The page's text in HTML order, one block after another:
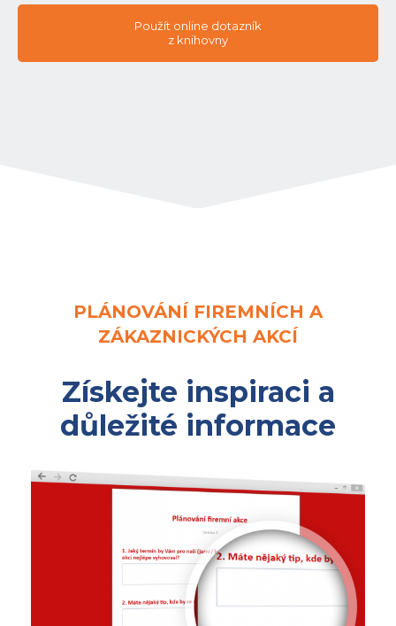
Použít online dotazník
z knihovny
PLÁNOVÁNÍ FIREMNÍCH A
ZÁKAZNICKÝCH AKCÍ
Získejte inspiraci a
důležité informace